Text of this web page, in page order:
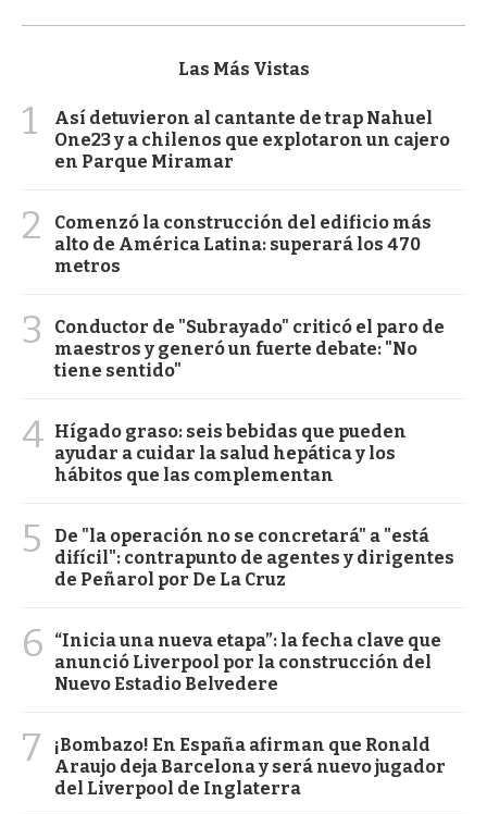
Las Más Vistas
1
Así detuvieron al cantante de trap Nahuel
One23 y a chilenos que explotaron un cajero
en Parque Miramar
2
Comenzó la construcción del edificio más
alto de América Latina: superará los 470
metros
3
Conductor de "Subrayado" criticó el paro de
maestros y generó un fuerte debate: "No
tiene sentido"
4 Hígado graso: seis bebidas que pueden
ayudar a cuidar la salud hepática y los
hábitos que las complementan
5
De "la operación no se concretará" a "está
difícil": contrapunto de agentes y dirigentes
de Peñarol por De La Cruz
6
“Inicia una nueva etapa”: la fecha clave que
anunció Liverpool por la construcción del
Nuevo Estadio Belvedere
7
¡Bombazo! En España afirman que Ronald
Araujo deja Barcelona y será nuevo jugador
del Liverpool de Inglaterra